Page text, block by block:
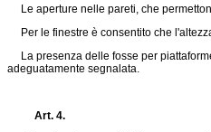
Le aperture nelle pareti, che
Per le finestre è consentito che
La presenza delle fosse per
adeguatamente segnalata.
Art. 4.